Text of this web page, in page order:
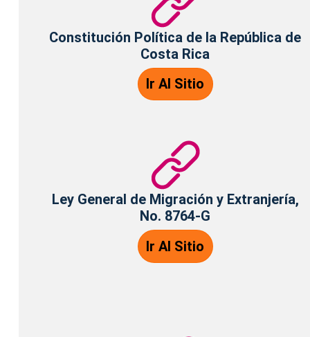
Constitución Política de la República de
Costa Rica
Ir Al Sitio
Ley General de Migración y Extranjería,
No. 8764-G
Ir Al Sitio